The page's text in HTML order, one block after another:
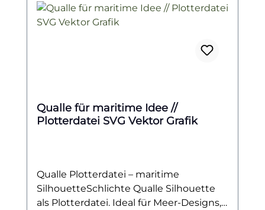
Projekte zu echten Hinguckern.
Qualle für maritime Idee //
Plotterdatei SVG Vektor Grafik
Qualle Plotterdatei – maritime
SilhouetteSchlichte Qualle Silhouette
als Plotterdatei. Ideal für Meer-Designs,